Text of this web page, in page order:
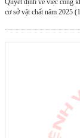
Quyết định về việc công
cơ sở vật chất năm 2025